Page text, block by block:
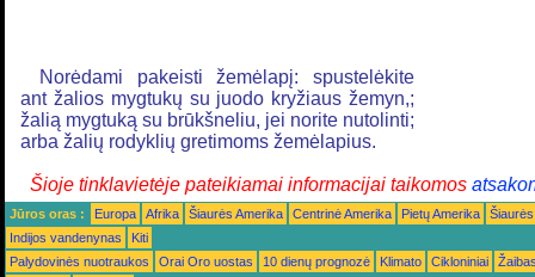
Norėdami pakeisti žemėlapį: spustelėkite
ant žalios mygtukų su juodo kryžiaus žemyn,;
žalią mygtuką su brūkšneliu, jei norite nutolinti;
arba žalių rodyklių gretimoms žemėlapius.
Šioje tinklavietėje pateikiamai informacijai taikomos
Jūros oras : Europa Afrika Šiaurės Amerika Centrinė Amerika Pietų Amerika
Indijos vandenynas
Kiti
Palydovinės nuotraukos
Orai Oro uostas 10 dienų prognozė Klimato Cikloniniai